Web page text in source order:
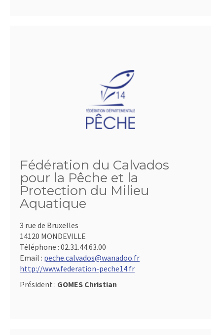
Fédération du Calvados
pour la Pêche et la
Protection du Milieu
Aquatique
3 rue de Bruxelles
14120 MONDEVILLE
Téléphone : 02.31.44.63.00
Email : peche.calvados@wanadoo.fr
http://www.federation-peche14.fr
Président : GOMES Christian